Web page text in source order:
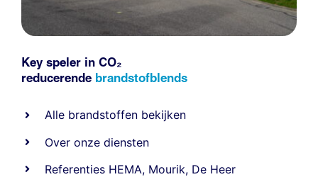
Key speler in CO₂
reducerende brandstofblends
Alle brandstoffen bekijken
Over onze diensten
Referenties HEMA, Mourik, De Heer